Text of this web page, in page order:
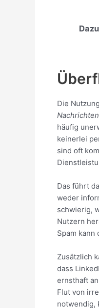
Die
Nachrichten
häufig
keinerlei
sind oft
Das führt
weder
schwierig,
Nutzern
Spam
Zusätzlich
dass
ernsthaft
Flut von
notwendig,